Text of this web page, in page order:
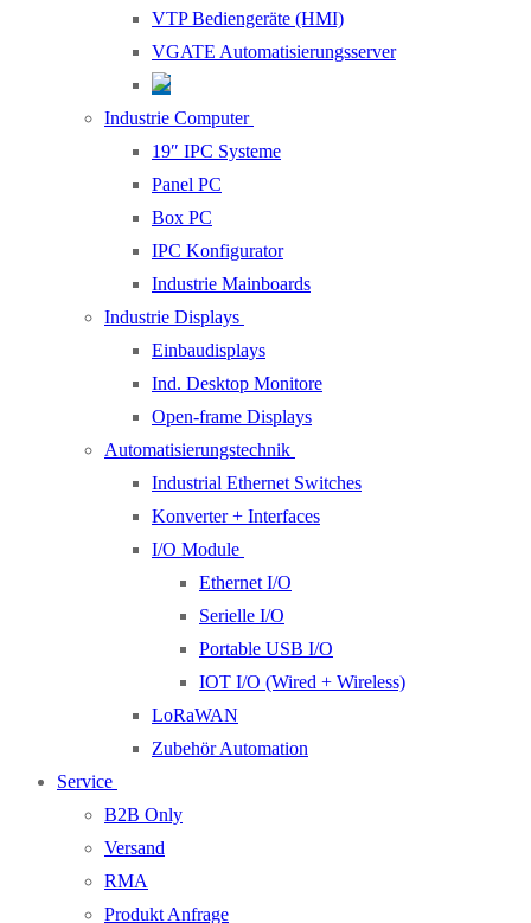
VTP Bediengeräte (HMI)
VGATE Automatisierungsserver
Industrie Computer
19″ IPC Systeme
Panel PC
Box PC
IPC Konfigurator
Industrie Mainboards
Industrie Displays
Einbaudisplays
Ind. Desktop Monitore
Open-frame Displays
Automatisierungstechnik
Industrial Ethernet Switches
Konverter + Interfaces
I/O Module
Ethernet I/O
Serielle I/O
Portable USB I/O
IOT I/O (Wired + Wireless)
LoRaWAN
Zubehör Automation
Service
B2B Only
Versand
RMA
Produkt Anfrage